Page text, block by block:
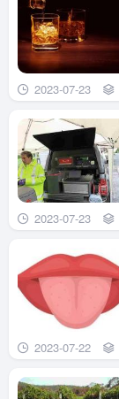
2023-07-23
2023-07-23
2023-07-22